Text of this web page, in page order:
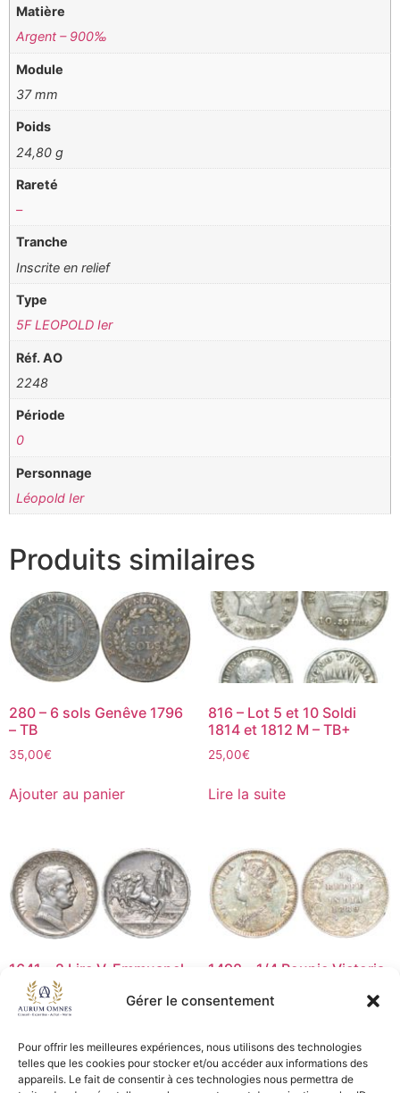
Gérer le consentement
Pour offrir les meilleures expériences, nous utilisons des technologies
telles que les cookies pour stocker et/ou accéder aux informations des
appareils. Le fait de consentir à ces technologies nous permettra de
Matière
Argent – 900‰
Module
37 mm
Poids
24,80 g
Rareté
–
Tranche
Inscrite en relief
Type
5F LEOPOLD Ier
Réf. AO
2248
Période
0
Personnage
Léopold Ier
Produits similaires
280 – 6 sols Genêve 1796
– TB
35,00€
Ajouter au panier
816 – Lot 5 et 10 Soldi
1814 et 1812 M – TB+
25,00€
Lire la suite
1641 – 2 Lire V. Emmuanel
III – 1914 – TTB
15,00€
Lire la suite
1498 – 1/4 Roupie Victoria
30,00
Ajouter au panier